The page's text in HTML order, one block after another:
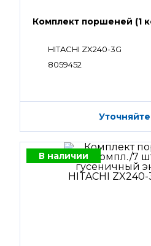
Комплект поршеней (1
HITACHI ZX240-3G
8059452
В наличии